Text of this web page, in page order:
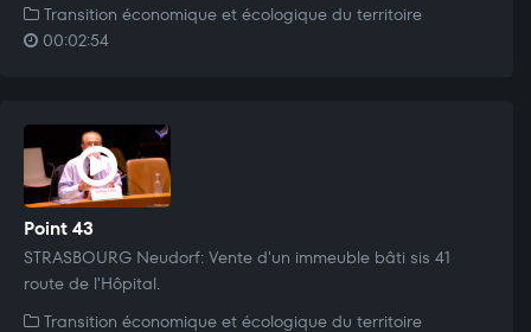
Transition économique et écologique du territoire
00:02:54
Point 43
STRASBOURG Neudorf: Vente d'un immeuble bâti sis 41
route de l'Hôpital.
Transition économique et écologique du territoire